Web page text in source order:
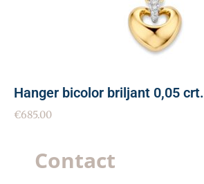
Hanger bicolor briljant 0,05 crt.
€685.00
Contact